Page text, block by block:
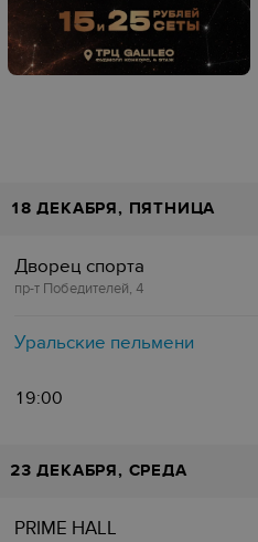
18 ДЕКАБРЯ, ПЯТНИЦА
Дворец спорта
пр-т Победителей, 4
Уральские пельмени
19:00
23 ДЕКАБРЯ, СРЕДА
PRIME HALL